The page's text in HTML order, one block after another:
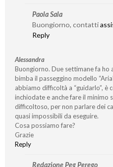
Paola Sala
Buongiorno, contatti
Reply
Alessandra
Buongiorno. Due settimane fa ho
bimba il passeggino modello
abbiamo difficoltà a “guidarlo”, è
inchiodate e anche fare il
difficoltoso, per non parlare dei
quasi impossibili da eseguire.
Cosa possiamo fare?
Grazie
Reply
Redazione Peg Perego